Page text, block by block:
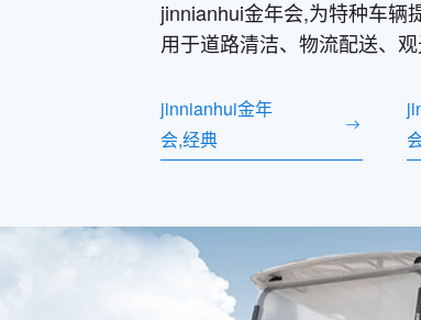
jinnianhui金年会,为特种车辆
用于道路清洁、物流配送、
jinnianhui金年
会,经典